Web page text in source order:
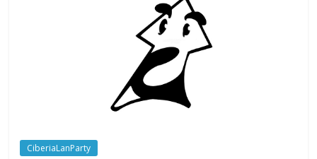
CiberiaLanParty